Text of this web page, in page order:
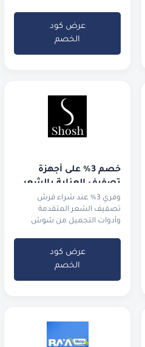
عرض كود
الخصم
خصم 3% على أجهزة
تصفيف العناية بالشعر
وفري 3% عند شراء فرش
تصفيف الشعر المتقدمة
وأدوات التجميل من شوش
عرض كود
الخصم